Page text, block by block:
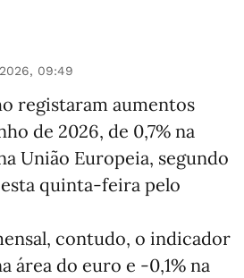
09:49
registaram aumentos
de 2026, de 0,7% na
União Europeia, segundo
quinta-feira pelo
contudo, o indicador
área do euro e -0,1% na